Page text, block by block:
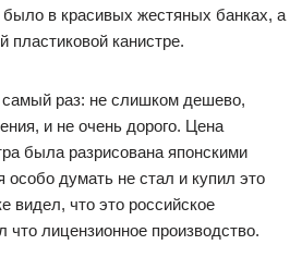
в красивых жестяных банках, а
пластиковой канистре.
раз: не слишком дешево,
и не очень дорого. Цена
была разрисована японскими
особо думать не стал и купил это
видел, что это российское
что лицензионное производство.